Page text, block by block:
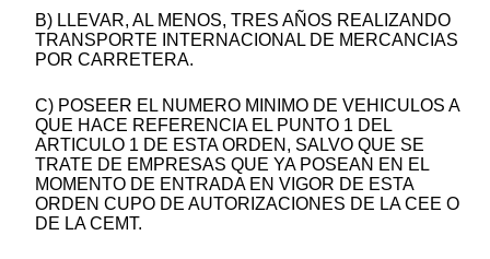
B) LLEVAR, AL MENOS, TRES AÑOS REALIZANDO
TRANSPORTE INTERNACIONAL DE MERCANCIAS
POR CARRETERA.
C) POSEER EL NUMERO MINIMO DE VEHICULOS A
QUE HACE REFERENCIA EL PUNTO 1 DEL
ARTICULO 1 DE ESTA ORDEN, SALVO QUE SE
TRATE DE EMPRESAS QUE YA POSEAN EN EL
MOMENTO DE ENTRADA EN VIGOR DE ESTA
ORDEN CUPO DE AUTORIZACIONES DE LA CEE O
DE LA CEMT.